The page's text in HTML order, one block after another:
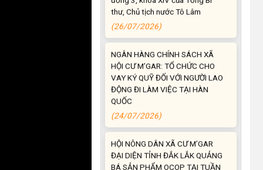
(26/07/2026)
NGÂN HÀNG CHÍNH SÁCH XÃ
HỘI CƯ M’GAR: TỔ CHỨC CHO
VAY KÝ QUỸ ĐỐI VỚI NGƯỜI LAO
ĐỘNG ĐI LÀM VIỆC TẠI HÀN
QUỐC
(24/07/2026)
HỘI NÔNG DÂN XÃ CƯ M’GAR
ĐẠI DIỆN TỈNH ĐẮK LẮK QUẢNG
BÁ SẢN PHẨM OCOP TẠI TUẦN
LỄ NÔNG SẢN VÀ SẢN PHẨM